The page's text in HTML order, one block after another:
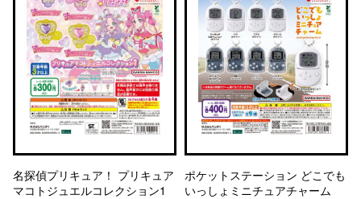
名探偵プリキュア！ プリキュア
マコトジュエルコレクション1
ポケットステーション どこでも
いっしょミニチュアチャーム